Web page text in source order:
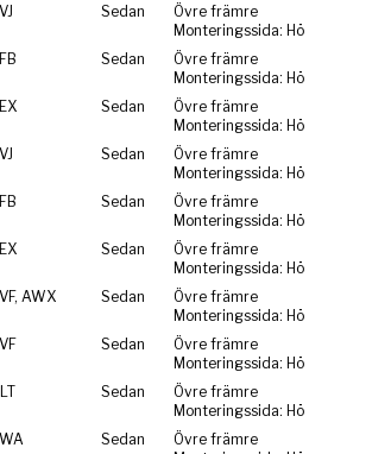
Sedan
Övre främre
Monteringssida: Hö
Sedan
Övre främre
Monteringssida: Hö
Sedan
Övre främre
Monteringssida: Hö
Sedan
Övre främre
Monteringssida: Hö
Sedan
Övre främre
Monteringssida: Hö
Sedan
Övre främre
Monteringssida: Hö
AWX Sedan
Övre främre
Monteringssida: Hö
Sedan
Övre främre
Monteringssida: Hö
Sedan
Övre främre
Monteringssida: Hö
Sedan
Övre främre